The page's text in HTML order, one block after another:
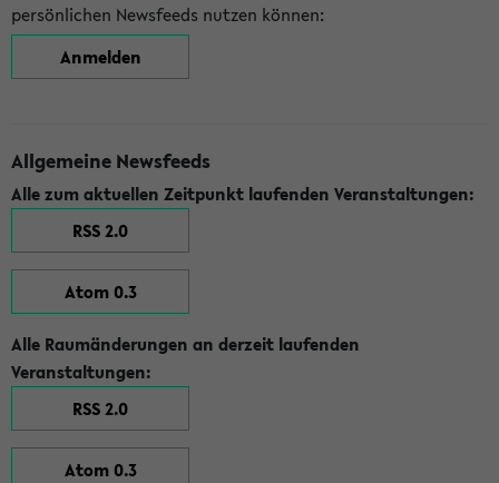
persönlichen Newsfeeds nutzen können:
Anmelden
Allgemeine Newsfeeds
Alle zum aktuellen Zeitpunkt laufenden Veranstaltungen:
RSS 2.0
Atom 0.3
Alle Raumänderungen an derzeit laufenden
Veranstaltungen:
RSS 2.0
Atom 0.3